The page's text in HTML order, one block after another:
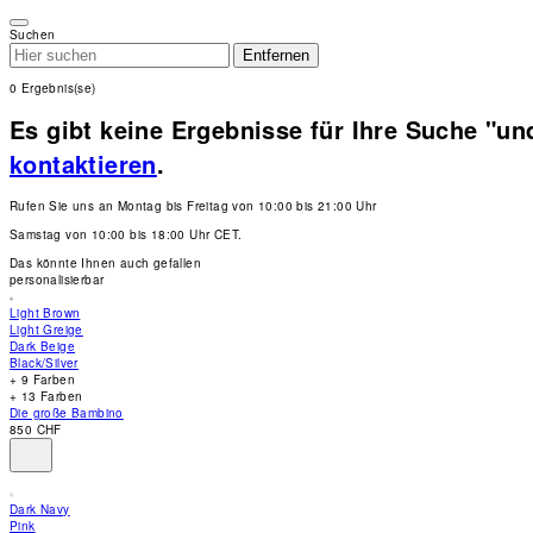
note:
This
website
an
system.
Press
Control-
F11
adjust
website
to
people
with
visual
disabilities
who
are
using
a
screen
reader;
Press
F10
to
open
an
Suchen
Entfernen
0 Ergebnis(se)
Es gibt keine Ergebnisse für Ihre Suche
kontaktieren.
Rufen Sie uns an Montag bis Freitag von 10:00 bis 21:00 Uhr
Samstag von 10:00 bis 18:00 Uhr CET.
Das könnte Ihnen auch gefallen
personalisierbar
Light Brown
Light Greige
Dark Beige
Black/Silver
+ 9 Farben
+ 13 Farben
Die große Bambino
850 CHF
Dark Navy
Pink